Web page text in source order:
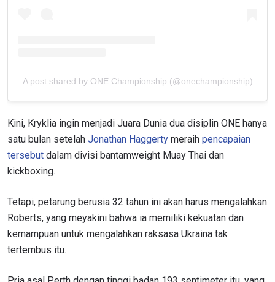
A post shared by ONE Championship (@onechampionship)
Kini, Kryklia ingin menjadi Juara Dunia dua disiplin ONE hanya
satu bulan setelah Jonathan Haggerty meraih pencapaian
tersebut dalam divisi bantamweight Muay Thai dan
kickboxing.
Tetapi, petarung berusia 32 tahun ini akan harus mengalahkan
Roberts, yang meyakini bahwa ia memiliki kekuatan dan
kemampuan untuk mengalahkan raksasa Ukraina tak
tertembus itu.